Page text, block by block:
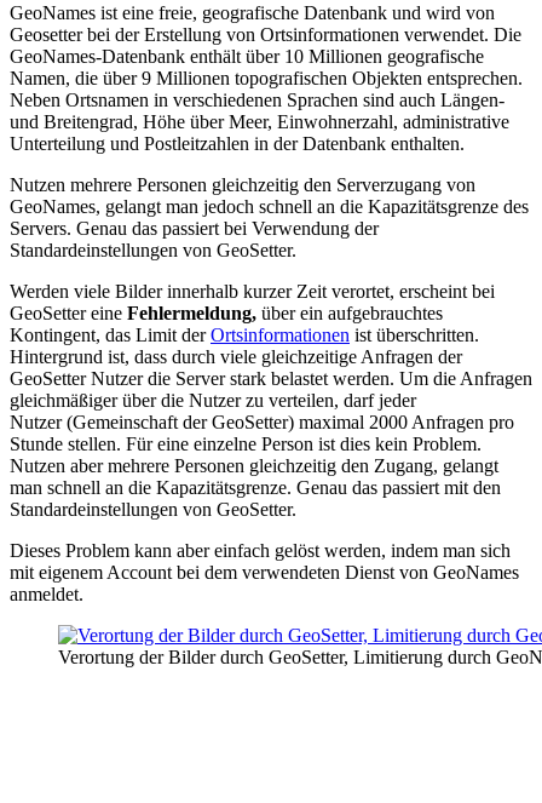
GeoNames ist eine freie, geografische Datenbank und wird von
Geosetter bei der Erstellung von Ortsinformationen verwendet. Die
GeoNames-Datenbank enthält über 10 Millionen geografische
Namen, die über 9 Millionen topografischen Objekten entsprechen.
Neben Ortsnamen in verschiedenen Sprachen sind auch Längen-
und Breitengrad, Höhe über Meer, Einwohnerzahl, administrative
Unterteilung und Postleitzahlen in der Datenbank enthalten.
Nutzen mehrere Personen gleichzeitig den Serverzugang von
GeoNames, gelangt man jedoch schnell an die Kapazitätsgrenze des
Servers. Genau das passiert bei Verwendung der
Standardeinstellungen von GeoSetter.
Werden viele Bilder innerhalb kurzer Zeit verortet, erscheint bei
GeoSetter eine Fehlermeldung, über ein aufgebrauchtes
Kontingent, das Limit derOrtsinformationen ist überschritten.
Hintergrund ist, dass durch viele gleichzeitige Anfragen der
GeoSetter Nutzer die Server stark belastet werden. Um die Anfragen
gleichmäßiger über die Nutzer zu verteilen, darf jeder
Nutzer(Gemeinschaft der GeoSetter) maximal 2000 Anfragen pro
Stunde stellen. Für eine einzelne Person ist dies kein Problem.
Nutzen aber mehrere Personen gleichzeitig den Zugang, gelangt
man schnell an die Kapazitätsgrenze. Genau das passiert mit den
Standardeinstellungen von GeoSetter.
Dieses Problem kann aber einfach gelöst werden, indem man sich
mit eigenem Account bei dem verwendeten Dienst von GeoNames
anmeldet.
Verortung der Bilder durch GeoSetter, Limitierung durch